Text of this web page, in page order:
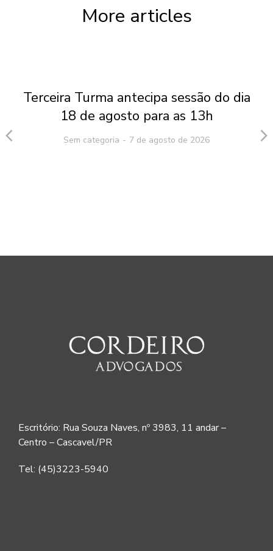
More articles
Terceira Turma antecipa sessão do dia
18 de agosto para as 13h
Sem categoria 7 de agosto de 2026
Escritório: Rua Souza Naves, nº 3983, 11 andar –
Centro – Cascavel/PR
Tel: (45)3223-5940